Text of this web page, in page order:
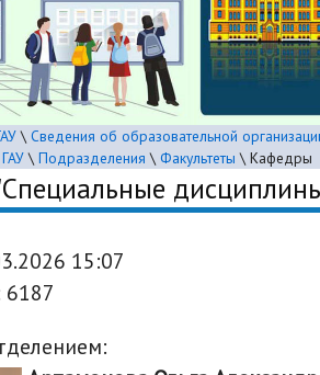
\ Сведения об образовательной
\ Подразделения \ Факультеты \ Кафедры
15:07